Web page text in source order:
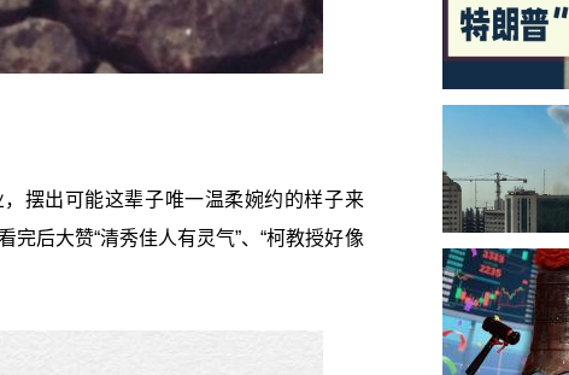
摆出可能这辈子唯一温柔婉约的样子来
后大赞“清秀佳人有灵气”、“柯教授好像